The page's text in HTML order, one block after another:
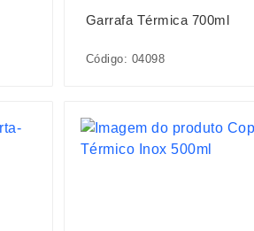
Garrafa Térmica 700ml
Código: 04098